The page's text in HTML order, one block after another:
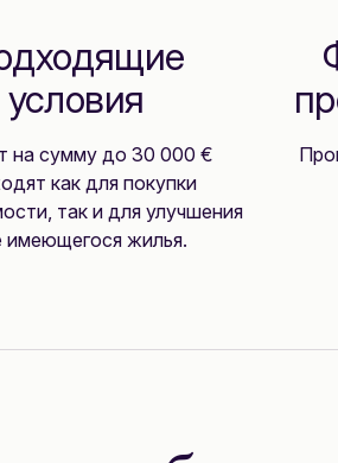
условия
на сумму до 30 000 €
как для покупки
так и для улучшения
имеющегося жилья.